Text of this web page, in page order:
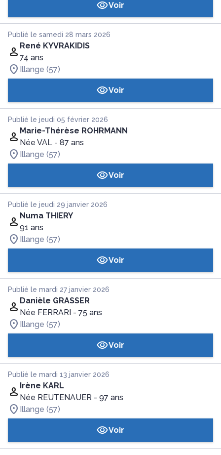
Voir
Publié le samedi 28 mars 2026
René KYVRAKIDIS
74 ans
Illange (57)
Voir
Publié le jeudi 05 février 2026
Marie-Thérèse ROHRMANN
Née VAL - 87 ans
Illange (57)
Voir
Publié le jeudi 29 janvier 2026
Numa THIERY
91 ans
Illange (57)
Voir
Publié le mardi 27 janvier 2026
Danièle GRASSER
Née FERRARI - 75 ans
Illange (57)
Voir
Publié le mardi 13 janvier 2026
Irène KARL
Née REUTENAUER - 97 ans
Illange (57)
Voir